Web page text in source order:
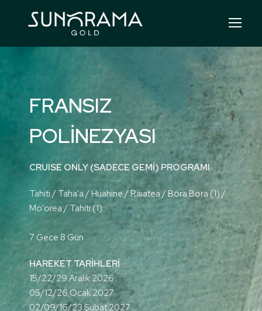
FRANSIZ
POLİNEZYASI
CRUISE ONLY (SADECE GEMİ) PROGRAMI
Tahiti / Taha'a / Huahine / Raiatea / Bora Bora (1) /
Mo'orea / Tahiti (1)
7 Gece 8 Gün
HAREKET TARİHLERİ
15/22/29 Aralık 2026
05/12/26 Ocak 2027
02/09/16/23 Şubat 2027